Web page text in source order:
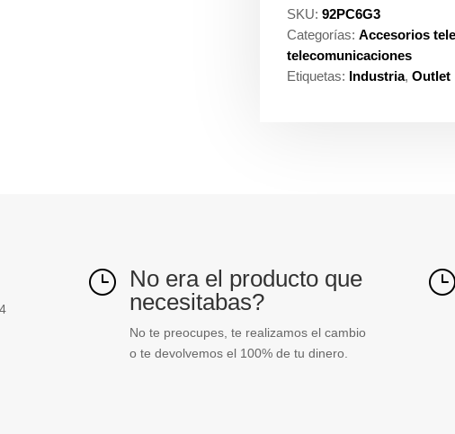
cm
categoria
6
de
SKU:92PC6G3
Categorías:Accesorios
telecomunicaciones
Etiquetas: Industria,Outlet
} No era el producto que
necesitabas?
No te preocupes, te realizamos el cambio
o te devolvemos el 100% de tu dinero.
}